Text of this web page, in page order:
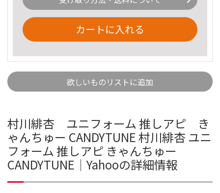
カートに入れる
欲しいものリストに追加
村川緋杏 ユニフォーム 推しアピ き
ゃんちゅー CANDYTUNE 村川緋杏 ユニ
フォーム 推しアピ きゃんちゅー
CANDYTUNE｜Yahooの詳細情報